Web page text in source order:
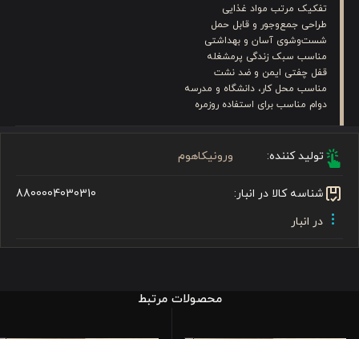
تفکیک مرتب مواد غذایی
طراحی جمع‌وجور و قابل حمل
شست‌وشوی آسان و بهداشتی
مناسب سبک زندگی پرمشغله
قفل چفتی ایمن و ضد نشت
مناسب محل کار، دانشگاه و مدرسه
دوام مناسب برای استفاده روزمره
تولید کننده: ورونیکاهوم
شناسه کالا در انبار:
8800004030310
در انبار
محصولات مرتبط